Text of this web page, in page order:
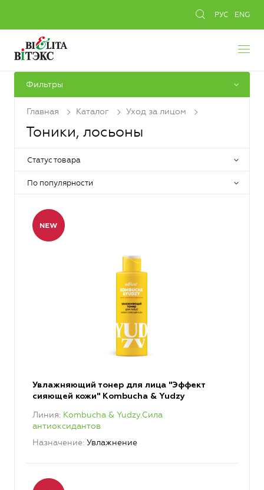
РУС ENG
Фильтры
Главная Каталог Уход за лицом
Тоники, лосьоны
Статус товара
По популярности
Увлажняющий тонер для лица "Эффект
сияющей кожи" Kombucha & Yudzy
Линия Kombucha & Yudzy.Сила
антиоксидантов
Назначение Увлажнение